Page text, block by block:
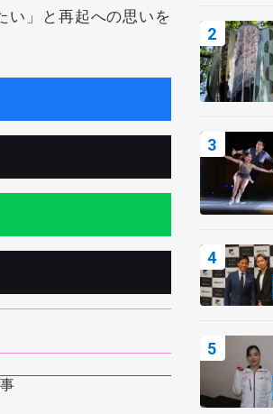
い」と再起への思いを